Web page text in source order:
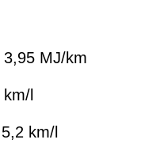
3,95 MJ/km
l
km/l